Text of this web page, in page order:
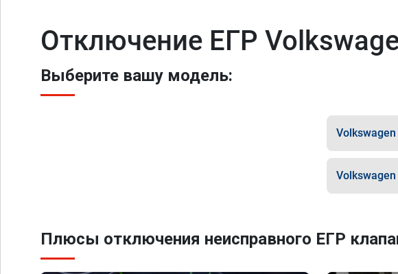
Отключение ЕГР
Выберите вашу модель:
Плюсы отключения неисправного ЕГР